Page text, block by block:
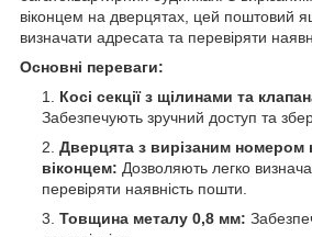
віконцем на дверцятах, цей поштовий
визначати адресата та перевіряти
Основні переваги:
Косі секції з щілинами та
Забезпечують зручний доступ та
Дверцята з вирізаним номером
віконцем: Дозволяють легко
перевіряти наявність пошти.
Товщина металу 0,8 мм: